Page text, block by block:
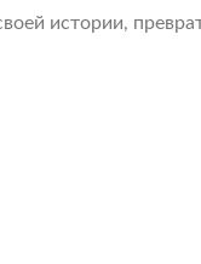
истории,